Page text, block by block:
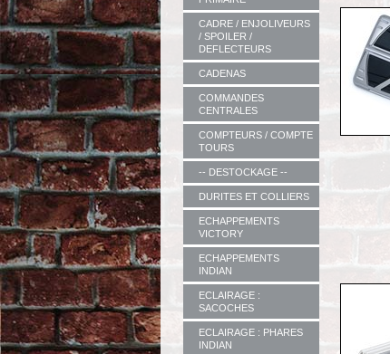
CADRE / ENJOLIVEURS
/ SPOILER /
DEFLECTEURS
CADENAS
COMMANDES
CENTRALES
COMPTEURS / COMPTE
TOURS
-- DESTOCKAGE --
DURITES ET COLLIERS
ECHAPPEMENTS
VICTORY
ECHAPPEMENTS
INDIAN
ECLAIRAGE :
SACOCHES
ECLAIRAGE : PHARES
INDIAN